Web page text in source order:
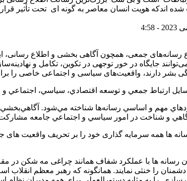
اندکه هویت انسان معاصر به گونه ای تحت تأثیر
رسانه‌های جمعی، همچون آگاهی بخشی و اطلاع
جایگاه در خور توجهی در تکوین، تکامل و
بشر دارند، واقعیت‌های سیاسی و اجتماعی خاصی را
ارتباط جمعي و توسعه اقتصادي، سياسي، اجتماعي
مهم و اساسي رسانه‌ها شناخته مي‌شود.
و شناخت در امور سياسي و اجتماعي جامعه
ها همه سرمایه گذاری خود را بر تحریف واقعیت
رسانه ها با عملکرد شفاف همانند چراغی مه شکن در